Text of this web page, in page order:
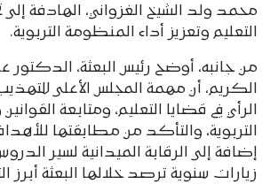
محمد ولد الشيخ الغزواني، الهادفة
التعليم وتعزيز أداء المنظومة التربوية.
من جانبه، أوضح رئيس البعثة، الدكتور
الكريم، أن مهمة المجلس الأعلى
الرأي في قضايا التعليم، ومتابعة
التربوية، والتأكد من مطابقتها
إضافة إلى الرقابة الميدانية لسير
زيارات سنوية ترصد خلالها البعثة أبرز